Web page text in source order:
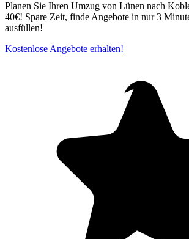
Planen Sie Ihren Umzug von Lünen nach
40€! Spare Zeit, finde Angebote in nur 3
ausfüllen!
Kostenlose Angebote erhalten!